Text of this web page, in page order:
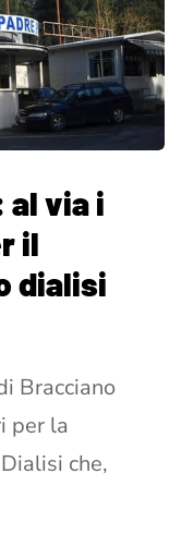
al via i
il
dialisi
Bracciano
per la
che,